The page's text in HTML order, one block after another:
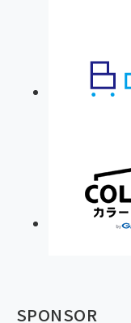
SPONSOR